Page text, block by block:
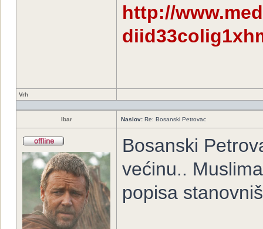
http://
Vrh
Ibar Naslov: Re: Bosanski Petrovac
Bosanski
većinu..
popisa